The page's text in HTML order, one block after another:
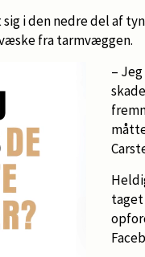
i den nedre del af
fra tarmvæggen.
–
taget